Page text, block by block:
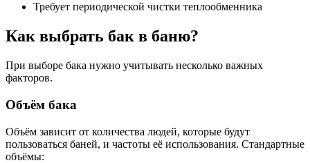
Требует периодической чистки теплообменника
Как выбрать бак в баню?
При выборе бака нужно учитывать несколько важных
факторов.
Объём бака
Объём зависит от количества людей, которые будут
пользоваться баней, и частоты её использования. Стандартные
объёмы: